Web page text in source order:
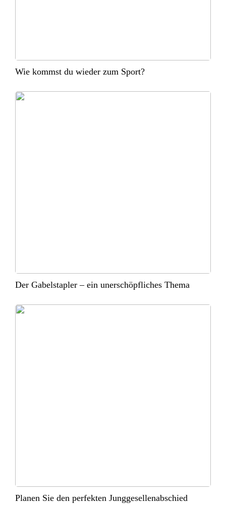
Wie kommst du wieder zum Sport?
Der Gabelstapler – ein unerschöpfliches Thema
Planen Sie den perfekten Junggesellenabschied